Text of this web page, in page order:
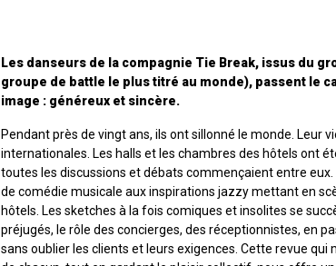
Les danseurs de la compagnie Tie Break, issus du
groupe de battle le plus titré au monde), passent le
image : généreux et sincère.
Pendant près de vingt ans, ils ont sillonné le monde. Leur
internationales. Les halls et les chambres des hôtels ont
toutes les discussions et débats commençaient entre
de comédie musicale aux inspirations jazzy mettant en
hôtels. Les sketches à la fois comiques et insolites se
préjugés, le rôle des concierges, des réceptionnistes, en
sans oublier les clients et leurs exigences. Cette revue